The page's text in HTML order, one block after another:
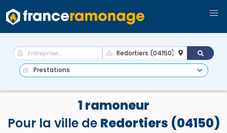
1 ramoneur
Pour la ville de Redortiers (04150)